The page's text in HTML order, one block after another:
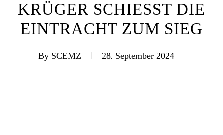
KRÜGER SCHIESST DIE E
INTRACHT ZUM SIEG
By SCEMZ 28. September 2024